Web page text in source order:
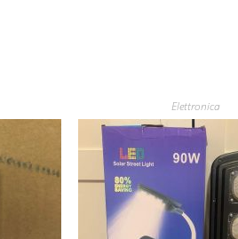
Elettronica